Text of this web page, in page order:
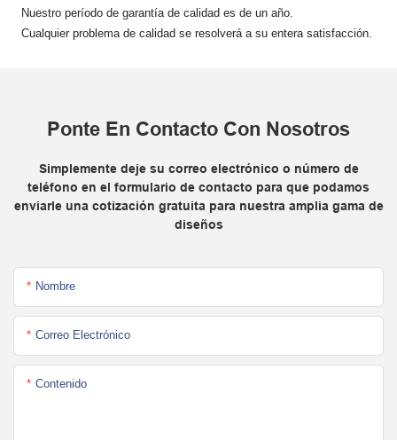
Nuestro período de garantía de calidad es de un año.
Cualquier problema de calidad se resolverá a su entera satisfacción.
Ponte En Contacto Con Nosotros
Simplemente deje su correo electrónico o número de
teléfono en el formulario de contacto para que podamos
enviarle una cotización gratuita para nuestra amplia gama de
diseños
Nombre
Correo Electrónico
Contenido